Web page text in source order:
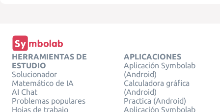
HERRAMIENTAS DE
ESTUDIO
Solucionador
Matemático de IA
AI Chat
Problemas populares
Hojas de trabajo
APLICACIONES
Aplicación Symbolab
(Android)
Calculadora gráfica
(Android)
Practica (Android)
Aplicación Symbolab